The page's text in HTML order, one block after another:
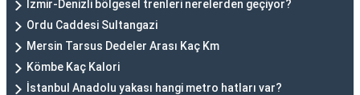
İzmir-Denizli bölgesel trenleri nerelerden geçiyor?
Ordu Caddesi Sultangazi
Mersin Tarsus Dedeler Arası Kaç Km
Kömbe Kaç Kalori
İstanbul Anadolu yakası hangi metro hatları var?